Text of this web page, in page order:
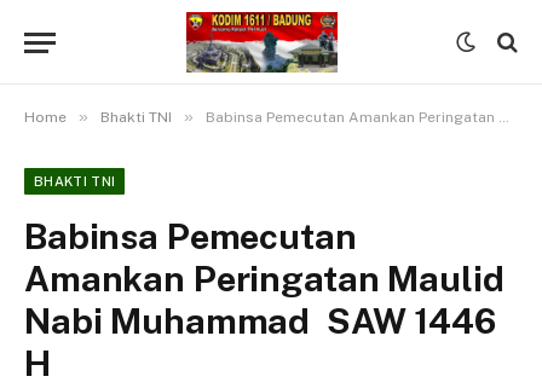
Home » Bhakti TNI » Babinsa Pemecutan Amankan Peringatan Maulid Nabi Muhammad SAW 1446 H
BHAKTI TNI
Babinsa Pemecutan
Amankan Peringatan Maulid
Nabi Muhammad SAW 1446
H